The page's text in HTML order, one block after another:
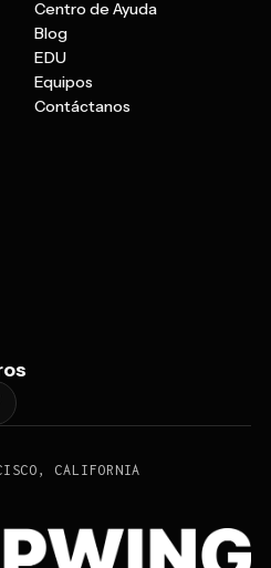
Blog
EDU
Equipos
Contáctanos
CALIFORNIA